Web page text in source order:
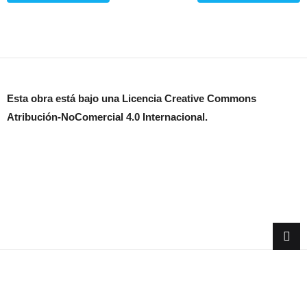
Esta obra está bajo una Licencia Creative Commons
Atribución-NoComercial 4.0 Internacional.